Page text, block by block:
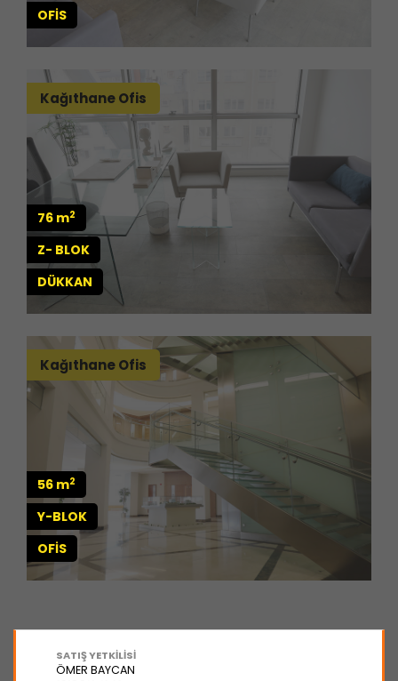
OFİS
Kağıthane Ofis
76 m2
Z- BLOK
DÜKKAN
Kağıthane Ofis
56 m2
Y-BLOK
OFİS
SATIŞ YETKİLİSİ
ÖMER BAYCAN